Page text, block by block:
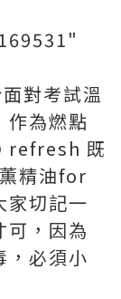
對考試溫
作為燃點
refresh 既
精油for
家切記一
可，因為
，必須小